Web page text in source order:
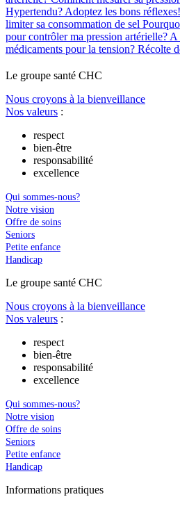
Hypertendu? Adoptez les bons réflexes!
limiter sa consommation de sel
pour contrôler ma pression artérielle? A
médicaments pour la tension? Récolte
Le groupe santé CHC
Nous croyons à la bienveillance
Nos valeurs :
respect
bien-être
responsabilité
excellence
Qui sommes-nous?
Notre vision
Offre de soins
Seniors
Petite enfance
Handicap
Le groupe santé CHC
Nous croyons à la bienveillance
Nos valeurs :
respect
bien-être
responsabilité
excellence
Qui sommes-nous?
Notre vision
Offre de soins
Seniors
Petite enfance
Handicap
Informations pratiques